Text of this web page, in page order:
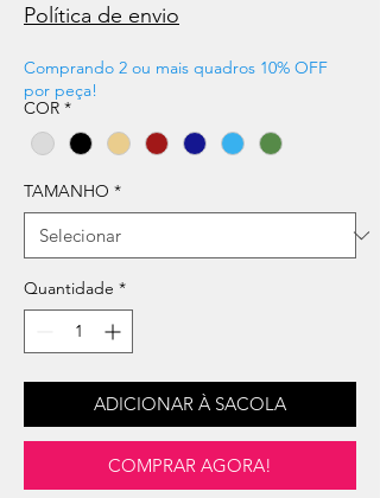
Política de envio
Comprando 2 ou mais quadros 10% OFF
por peça!
COR *
TAMANHO *
Quantidade *
ADICIONAR À SACOLA
COMPRAR AGORA!